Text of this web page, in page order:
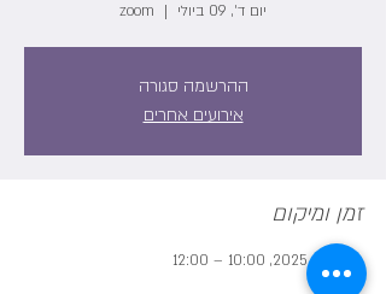
יום ד׳, 09 ביולי
  |
zoom
ההרשמה סגורה
אירועים אחרים
זמן ומיקום
09 ביולי 2025, 10:00 – 12:00
zoom